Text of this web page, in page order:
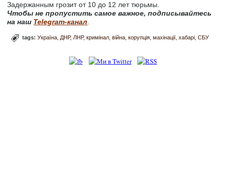
Задержанным грозит от 10 до 12 лет тюрьмы.
Чтобы не пропустить самое важное, подписывайтесь
на наш Telegram-канал
tags:Україна ДНР ЛНР кримінал війна корупція махінації хабарі СБУ